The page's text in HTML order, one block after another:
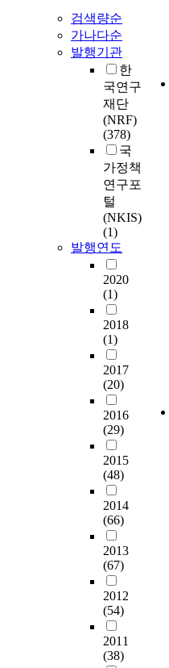
검색량순
가나다순
발행기관
한
국연구
재단
(NRF)
(378)
국
가정책
연구포
털
(NKIS)
(1)
발행연도
2020
(1)
2018
(1)
2017
(20)
2016
(29)
2015
(48)
2014
(66)
2013
(67)
2012
(54)
2011
(38)